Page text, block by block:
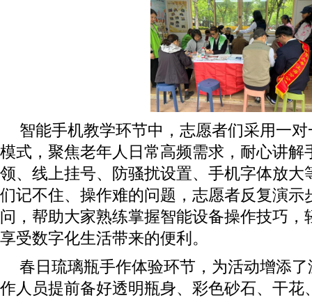
智能手机教学环节中，志愿者们采用一
模式，聚焦老年人日常高频需求，耐心讲解
领、线上挂号、防骚扰设置、手机字体放大
们记不住、操作难的问题，志愿者反复演示
问，帮助大家熟练掌握智能设备操作技巧，
享受数字化生活带来的便利。
春日琉璃瓶手作体验环节，为活动增添
作人员提前备好透明瓶身、彩色砂石、干花